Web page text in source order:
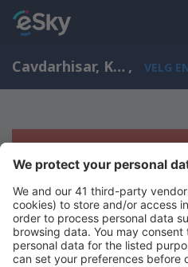
Cavdarhisar, Kutahya, Tyrkia , VELG
Beklager, søket ga
Prøv å søk etter andre kriterier